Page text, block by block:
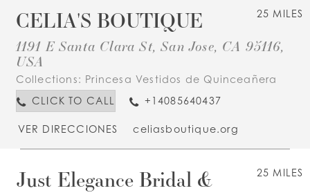
25 MILES
CELIA'S BOUTIQUE
1191 E Santa Clara St, San Jose, CA 95116,
USA
Collections: Princesa Vestidos de Quinceañera
CLICK TO CALL
+14085640437
VER DIRECCIONES celiasboutique.org
25 MILES
Just Elegance Bridal &